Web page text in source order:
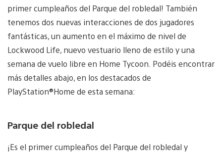
primer cumpleaños del Parque del robledal! También
tenemos dos nuevas interacciones de dos jugadores
fantásticas, un aumento en el máximo de nivel de
Lockwood Life, nuevo vestuario lleno de estilo y una
semana de vuelo libre en Home Tycoon. Podéis encontrar
más detalles abajo, en los destacados de
PlayStation®Home de esta semana:
Parque del robledal
¡Es el primer cumpleaños del Parque del robledal y